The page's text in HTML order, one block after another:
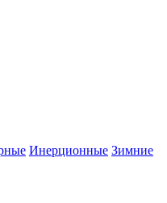
Инерционные Зимние